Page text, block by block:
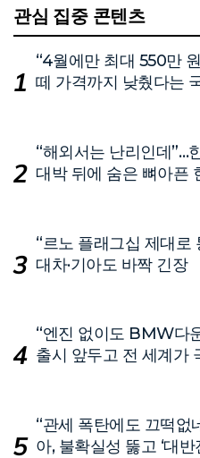
관심 집중 콘텐츠
“4월에만 최대 550만
떼 가격까지 낮췄다는
“해외서는 난리인데”…
대박 뒤에 숨은 뼈아픈
“르노 플래그십 제대로
대차·기아도 바짝 긴장
“엔진 없이도 BMW다
출시 앞두고 전 세계가
“관세 폭탄에도 끄떡없
아, 불확실성 뚫고 ‘대반